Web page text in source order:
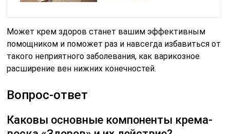
Может крем здоров станет вашим эффективным
помощником и поможет раз и навсегда избавиться от
такого неприятного заболевания, как варикозное
расширение вен нижних конечностей.
Вопрос-ответ
Каковы основные компоненты крема-